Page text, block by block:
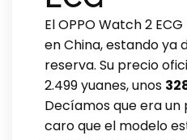
El OPPO Watch 2
en China, estando ya
reserva. Su precio
2.499 yuanes, unos
Decíamos que era un
caro que el modelo